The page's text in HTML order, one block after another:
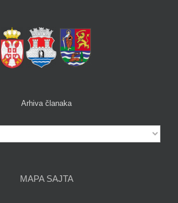
Arhiva članaka
MAPA SAJTA